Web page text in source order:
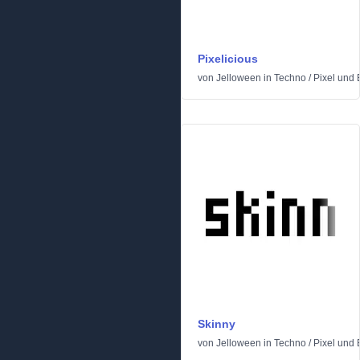
Pixelicious
von Jelloween in Techno / Pixel und
Skinny
von Jelloween in Techno / Pixel und